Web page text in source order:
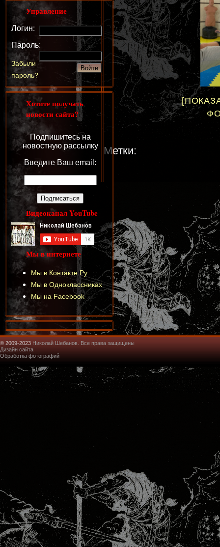
Метки:
Управление
Логин:
Пароль:
Забыли
пароль?
Хотите получать
новости сайта?
Подпишитесь на
новостную рассылку
Введите Ваш email:
Видеоканал YouTube
Мы в интернете
Мы в Контакте.Ру
Мы в Одноклассниках
Мы на Facebook
© 2009-2023 Николай Шебанов. Все права защищены
Дизайн сайта
Обработка фотографий